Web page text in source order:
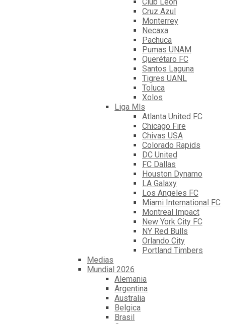
Club León
Cruz Azul
Monterrey
Necaxa
Pachuca
Pumas UNAM
Querétaro FC
Santos Laguna
Tigres UANL
Toluca
Xolos
Liga Mls
Atlanta United FC
Chicago Fire
Chivas USA
Colorado Rapids
DC United
FC Dallas
Houston Dynamo
LA Galaxy
Los Angeles FC
Miami International FC
Montreal Impact
New York City FC
NY Red Bulls
Orlando City
Portland Timbers
Medias
Mundial 2026
Alemania
Argentina
Australia
Belgica
Brasil